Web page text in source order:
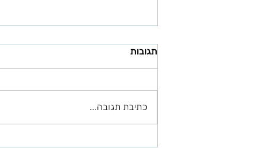
פוטותרפיה
תגובות
כתיבת תגובה...